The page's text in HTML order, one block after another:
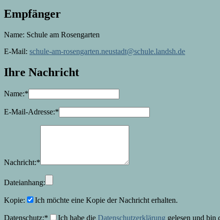
Empfänger
Name: Schule am Rosengarten
E-Mail: schule-am-rosengarten.neustadt@schule.landsh.de
Ihre Nachricht
Name:*
E-Mail-Adresse:*
Nachricht:*
Dateianhang:
Kopie: Ich möchte eine Kopie der Nachricht erhalten.
Datenschutz:* Ich habe die Datenschutzerklärung gelesen und bin